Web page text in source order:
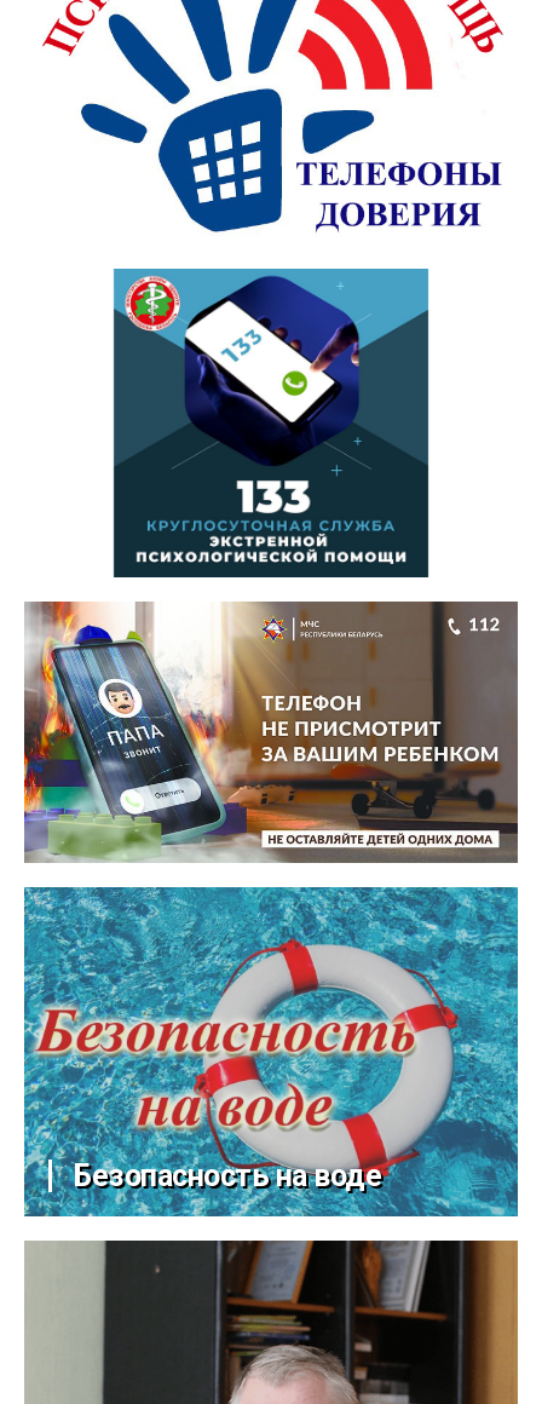
Безопасность на воде